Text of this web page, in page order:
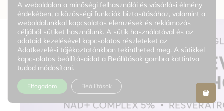
A weboldalon a minőségi felhasználói és vásárlási élmény
érdekében, a közösségi funkciók biztosításához, valamint a
weboldalunkkal kapcsolatos elemzések és reklámozás
céljából sütiket használunk. A sütik használatával és az
adataid kezelésével kapcsolatos részleteket az
Adatkezelési tájékoztatónkban tekintheted meg. A sütikkel
kapcsolatos beállításaidat a Beállítások gombra kattintva
tudod módosítani.
Elfogadom Beállítások